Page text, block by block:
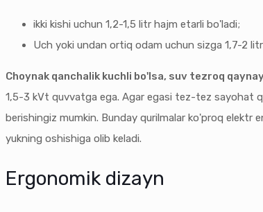
ikki kishi uchun 1,2-1,5 litr hajm etarli bo'ladi;
Uch yoki undan ortiq odam uchun sizga 1,7-2
Choynak qanchalik kuchli bo'lsa, suv tezroq
1,5-3 kVt quvvatga ega. Agar egasi tez-tez sayohat
berishingiz mumkin. Bunday qurilmalar ko'proq elektr
yukning oshishiga olib keladi.
Ergonomik dizayn